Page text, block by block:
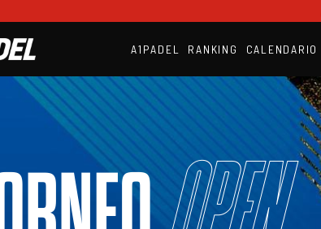
A1PADEL RANKING CALENDARIO